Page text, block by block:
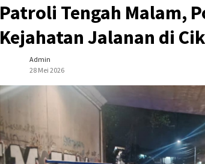
Patroli Tengah Malam,
Kejahatan Jalanan di
Admin
28 Mei 2026